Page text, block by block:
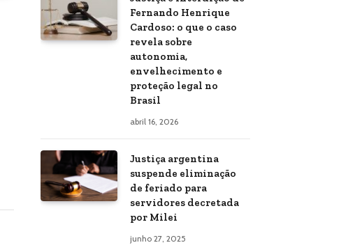
Fernando Henrique
Cardoso: o que o caso
revela sobre
autonomia,
envelhecimento e
proteção legal no
Brasil
abril 16, 2026
Justiça argentina
suspende eliminação
de feriado para
servidores decretada
por Milei
junho 27, 2025